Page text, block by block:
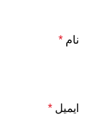
نام *
ایمیل *